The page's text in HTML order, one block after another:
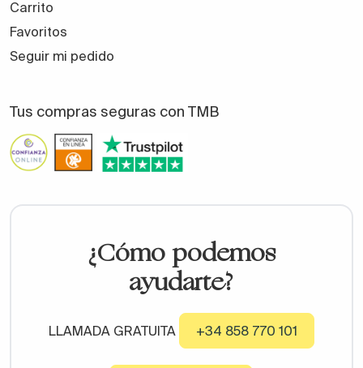
Carrito
Favoritos
Seguir mi pedido
Tus compras seguras con TMB
¿Cómo podemos
ayudarte?
LLAMADA GRATUITA +34 858 770 101